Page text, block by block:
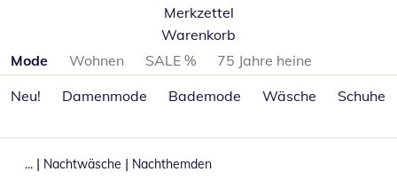
Merkzettel
Warenkorb
Produktkategorien überspringen
Mode Wohnen SALE %
75 Jahre heine
Neu!
Damenmode Bademode Wäsche Schuhe
... | Nachtwäsche | Nachthemden